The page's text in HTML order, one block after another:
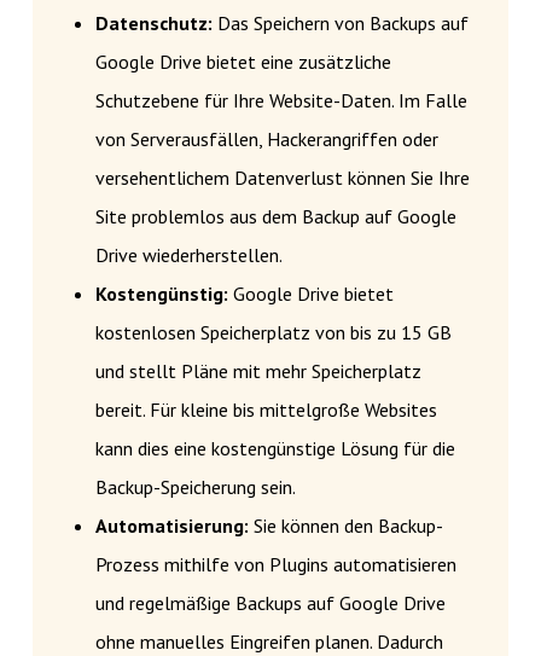
Datenschutz: Das Speichern von Backups auf
Google Drive bietet eine zusätzliche
Schutzebene für Ihre Website-Daten. Im Falle
von Serverausfällen, Hackerangriffen oder
versehentlichem Datenverlust können Sie Ihre
Site problemlos aus dem Backup auf Google
Drive wiederherstellen.
Kostengünstig: Google Drive bietet
kostenlosen Speicherplatz von bis zu 15 GB
und stellt Pläne mit mehr Speicherplatz
bereit. Für kleine bis mittelgroße Websites
kann dies eine kostengünstige Lösung für die
Backup-Speicherung sein.
Automatisierung: Sie können den Backup-
Prozess mithilfe von Plugins automatisieren
und regelmäßige Backups auf Google Drive
ohne manuelles Eingreifen planen. Dadurch